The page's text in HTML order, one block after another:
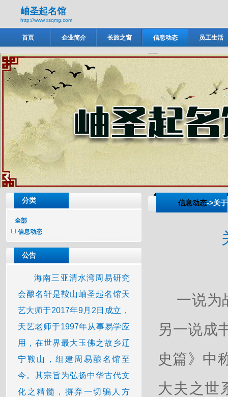
岫圣起名馆
http://www.xsqmg.com
首页 企业简介 长旅之窗 信息动态 员工生活
岫圣起名馆
‹
分类
全部
信息动态
公告
海南三亚清水湾周易研究
会酿名轩是鞍山岫圣起名馆天
艺大师于2017年9月2日成立，
天艺老师于1997年从事易学应
用，在世界最大玉佛之故乡辽
宁鞍山，组建周易酿名馆至
今。其宗旨为弘扬中华古代文
化之精髓，摒弃一切骗人方
信息动态->关
一说为
另一说成
史篇》中
大夫之世